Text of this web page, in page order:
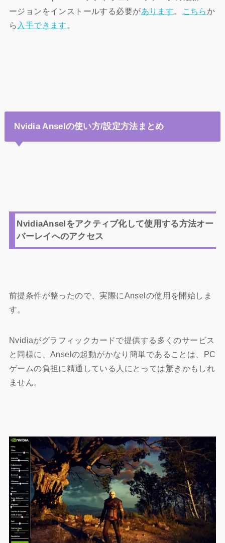
ージョンをインストールする必要があります。 こちらか
ら 入手できます 。
Nvidia Anselの使い方/設定方法まとめ
NvidiaAnselをアクティブ化して使用する方法オー
バーレイへのアクセス
前提条件が整ったので、実際にAnselの使用を開始しま
す。
Nvidiaがグラフィックカードで提供する多くのサービス
と同様に、Anselの起動がかなり簡単であることは、PC
ゲームの負担に精通している人にとっては驚きかもしれ
ません。